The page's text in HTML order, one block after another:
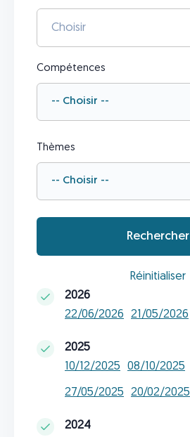
Compétences
-- Choisir --
Thèmes
-- Choisir --
Rechercher
Réinitialiser
2026
22/06/2026
21/05/2026
2025
10/12/2025
08/10/2025
27/05/2025 20/02/2025
2024